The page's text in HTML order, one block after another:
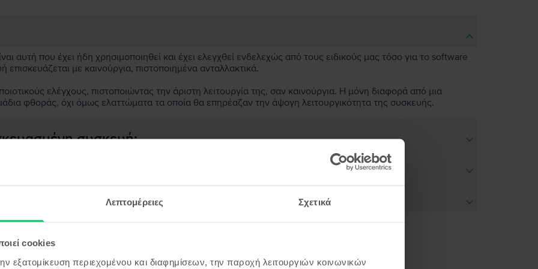
Λεπτομέρειες Σχετικά
cookies
εξατομίκευση περιεχομένου και διαφημίσεων, την παροχή λειτουργιών κοινωνικών
αυτή που έχει ήδη χρησιμοποιηθεί και έχει ελεγχθεί ενδελεχώς από τους ειδικούς μας τόσο για το software
με καινούργια, πιστοποιημένα ανταλλακτικά.
ελέγχους, πιστοποιώντας την άριστη λειτουργία της, σαν καινούργια. Η μόνη διαφορά από μια
φθοράς, όχι όμως ελαττώματα τα οποία θα επηρέαζαν την άψογη λειτουργικότητα της συσκευής.
συσκευή;